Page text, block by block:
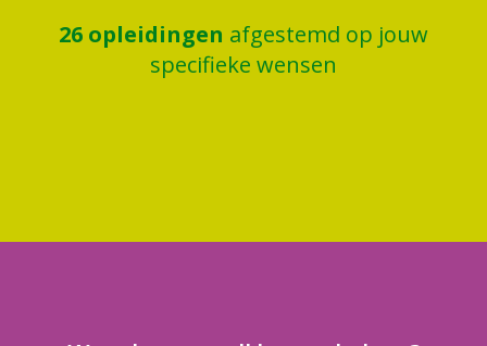
26 opleidingen afgestemd op jouw
specifieke wensen